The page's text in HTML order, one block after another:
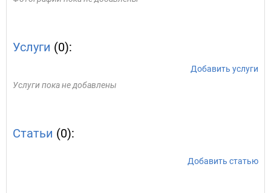
Услуги (0):
Добавить услуги
Услуги пока не добавлены
Статьи (0):
Добавить статью